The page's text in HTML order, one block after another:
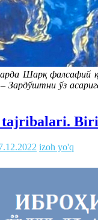
Шарқ
Зардўштни ўз
izoh yo'q